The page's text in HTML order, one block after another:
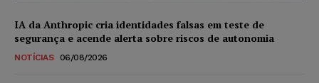
IA da Anthropic cria identidades falsas em teste de
segurança e acende alerta sobre riscos de autonomia
NOTÍCIAS 06/08/2026